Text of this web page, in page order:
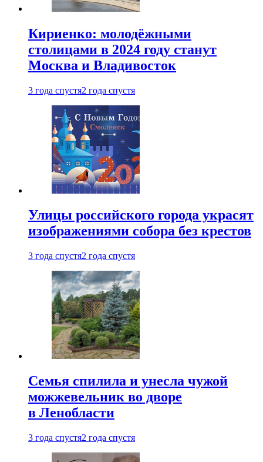
Кириенко: молодёжными
столицами в 2024 году станут
Москва и Владивосток
3 года спустя2 года спустя
Улицы российского города украсят
изображениями собора без крестов
3 года спустя2 года спустя
Семья спилила и унесла чужой
можжевельник во дворе
в Ленобласти
3 года спустя2 года спустя